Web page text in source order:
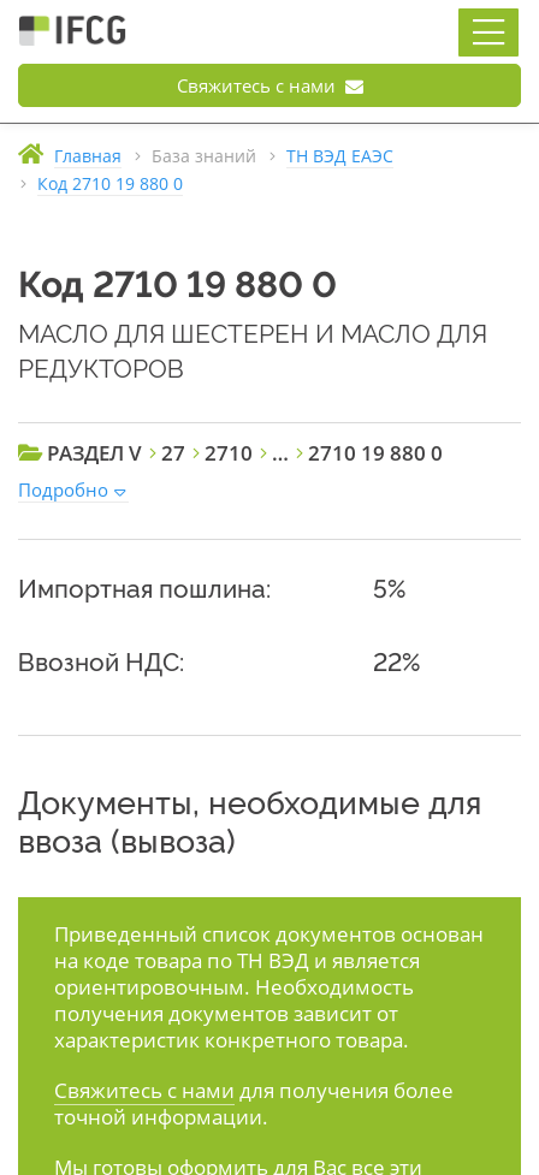
Свяжитесь с нами
Главная База знаний
ТН ВЭД ЕАЭС
Код 2710 19 880 0
Код 2710 19 880 0
МАСЛО ДЛЯ ШЕСТЕРЕН И МАСЛО ДЛЯ
РЕДУКТОРОВ
РАЗДЕЛ V 27 2710 … 2710 19 880 0
Подробно
Импортная пошлина: 5%
Ввозной НДС: 22%
Документы, необходимые для
ввоза (вывоза)
Приведенный список документов основан
на коде товара по ТН ВЭД и является
ориентировочным. Необходимость
получения документов зависит от
характеристик конкретного товара.
Свяжитесь с нами для получения более
точной информации.
Мы готовы оформить для Вас все эти